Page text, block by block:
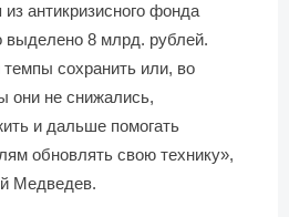
антикризисного фонда
выделено 8 млрд. рублей.
сохранить или, во
они не снижались,
и дальше помогать
обновлять свою технику»,
Медведев.